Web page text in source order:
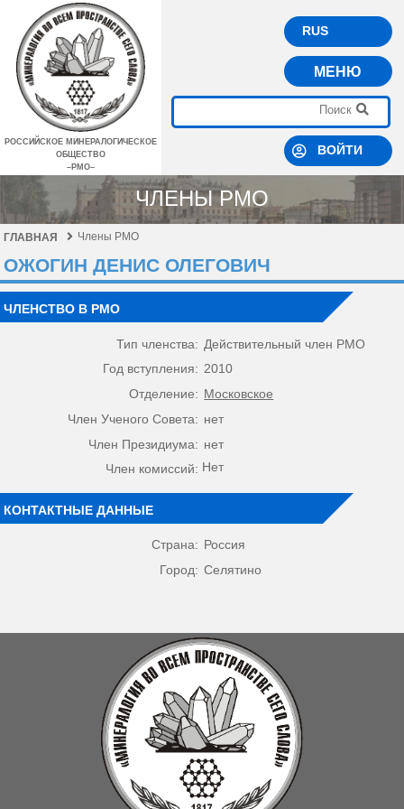
РОССИЙСКОЕ МИНЕРАЛОГИЧЕСКОЕ
ОБЩЕСТВО
–РМО–
RUS
МЕНЮ
ВОЙТИ
ЧЛЕНЫ РМО
ГЛАВНАЯ Члены РМО
ОЖОГИН ДЕНИС ОЛЕГОВИЧ
ЧЛЕНСТВО В РМО
Тип членства: Действительный член РМО
Год вступления: 2010
Отделение: Московское
Член Ученого Совета: нет
Член Президиума: нет
Член комиссий: Нет
КОНТАКТНЫЕ ДАННЫЕ
Страна: Россия
Город: Селятино